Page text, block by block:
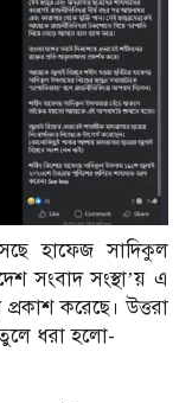
হাফেজ সাদিকুল
সংবাদ সংস্থা’য় এ
করেছে। উত্তরা
ধরা হলো-